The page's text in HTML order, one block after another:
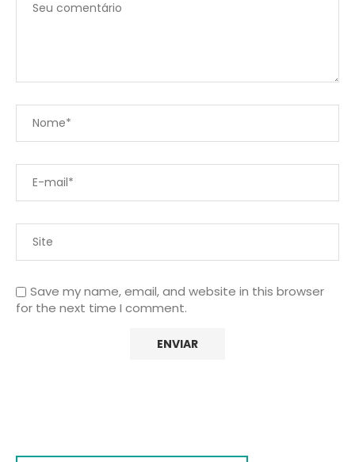
Save my name, email, and website in this browser
for the next time I comment.